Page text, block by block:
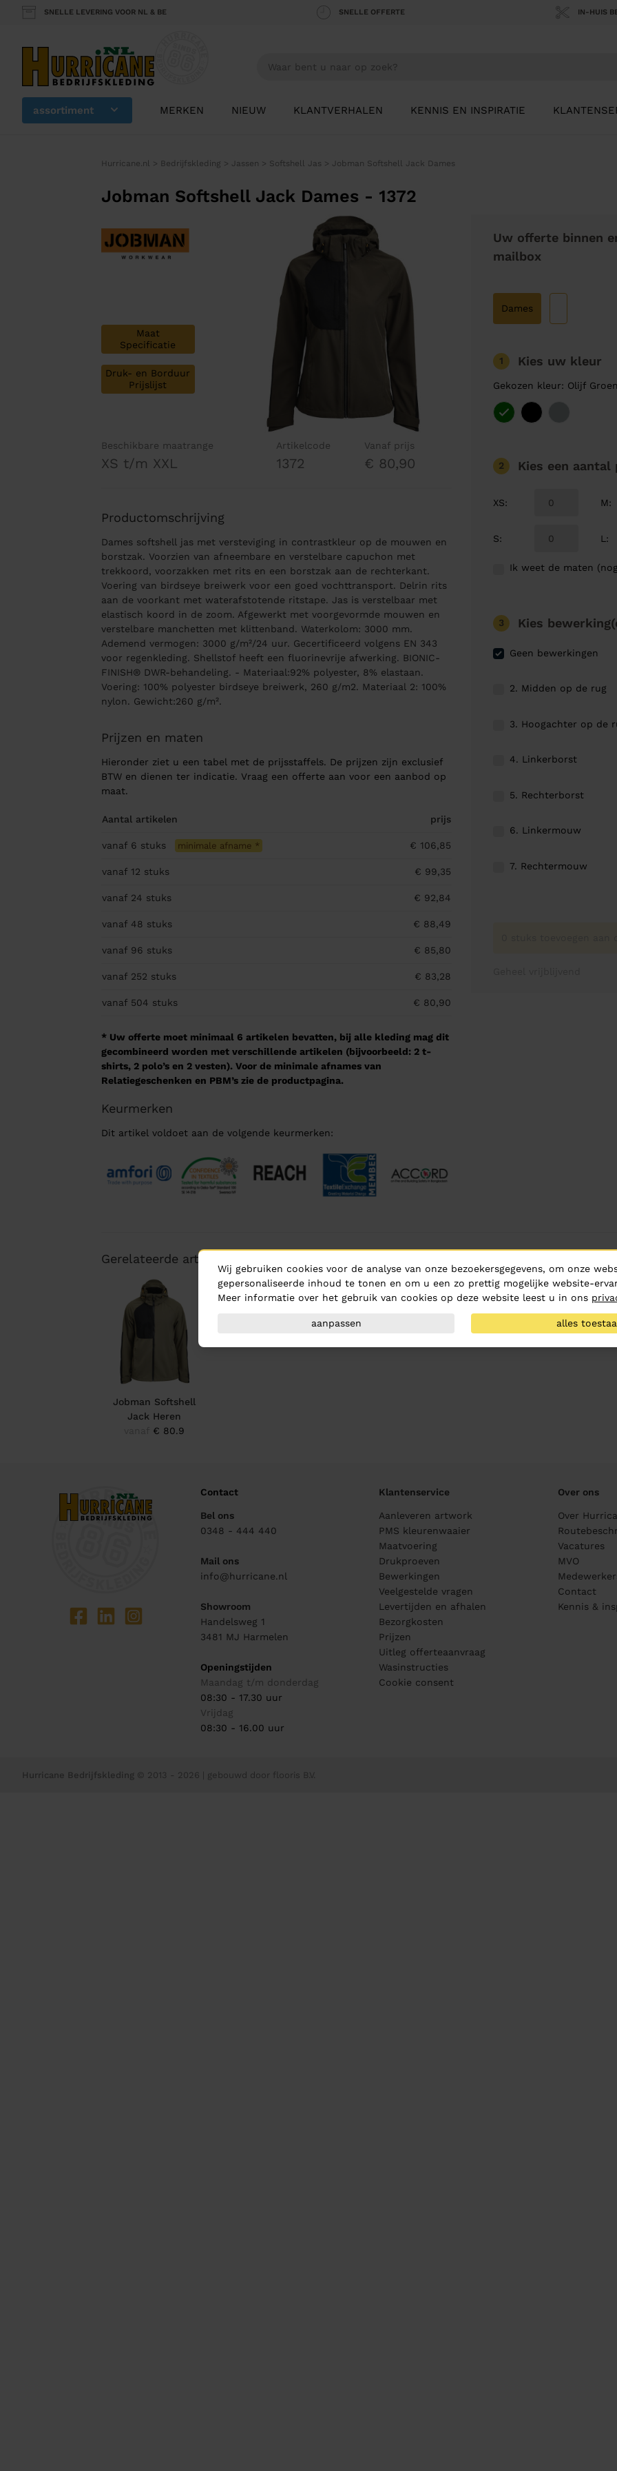
SNELLE LEVERING VOOR NL & BE SNELLE OFFERTE IN-HUIS
assortiment MERKEN NIEUW KLANTVERHALEN KENNIS EN INSPIRATIE
Hurricane.nl > Bedrijfskleding > Jassen > Softshell Jas > Jobman Softshell Jack Dames
Jobman Softshell Jack Dames - 1372
Maat
Specificatie
Druk- en Borduur
Prijslijst
Beschikbare maatrange
XS t/m XXL
Artikelcode
1372
Vanaf prijs
€ 80,90
Productomschrijving
Dames softshell jas met versteviging in contrastkleur op de mouwen en
borstzak. Voorzien van afneembare en verstelbare capuchon met
trekkoord, voorzakken met rits en een borstzak aan de rechterkant.
Voering van birdseye breiwerk voor een goed vochttransport. Delrin rits
aan de voorkant met waterafstotende ritstape. Jas is verstelbaar met
elastisch koord in de zoom. Afgewerkt met voorgevormde mouwen en
verstelbare manchetten met klittenband. Waterkolom: 3000 mm.
Ademend vermogen: 3000 g/m²/24 uur. Gecertificeerd volgens EN 343
voor regenkleding. Shellstof heeft een fluorinevrije afwerking. BIONIC-
FINISH® DWR-behandeling. - Materiaal:92% polyester, 8% elastaan.
Voering: 100% polyester birdseye breiwerk, 260 g/m2. Materiaal 2: 100%
nylon. Gewicht:260 g/m².
Prijzen en maten
Hieronder ziet u een tabel met de prijsstaffels. De prijzen zijn exclusief
BTW en dienen ter indicatie. Vraag een offerte aan voor een aanbod op
maat.
Aantal artikelen prijs
vanaf 6 stuks minimale afname * € 106,85
vanaf 12 stuks € 99,35
vanaf 24 stuks € 92,84
vanaf 48 stuks € 88,49
vanaf 96 stuks € 85,80
vanaf 252 stuks € 83,28
vanaf 504 stuks € 80,90
* Uw offerte moet minimaal 6 artikelen bevatten, bij alle kleding mag dit
gecombineerd worden met verschillende artikelen (bijvoorbeeld: 2 t-
shirts, 2 polo’s en 2 vesten). Voor de minimale afnames van
Relatiegeschenken en PBM’s zie de productpagina.
Keurmerken
Dit artikel voldoet aan de volgende keurmerken:
Uw offerte binnen
mailbox
Dames
1 Kies uw kleur
Gekozen kleur: Olijf
2 Kies een aantal
XS:
S:
M:
L :
Ik weet de maten
3 Kies
Geen bewerkingen
2. Midden op de rug
3. Hoogachter op de
4. Linkerborst
5. Rechterborst
6. Linkermouw
7. Rechtermouw
Gerelateerde artikelen
Jobman Softshell
Jack Heren
€ 80.9
Contact
Bel ons
0348 - 444 440
Mail ons
info@hurricane.nl
Showroom
Handelsweg 1
3481 MJ Harmelen
Openingstijden
Maandag t/m donderdag
08:30 - 17.30 uur
Vrijdag
08:30 - 16.00 uur
Klantenservice
Aanleveren artwork
PMS kleurenwaaier
Maatvoering
Drukproeven
Bewerkingen
Veelgestelde vragen
Levertijden en afhalen
Bezorgkosten
Prijzen
Uitleg offerteaanvraag
Wasinstructies
Cookie consent
Over ons
Over
Vacatures
MVO
Contact
Kennis &
Hurricane Bedrijfskleding © 2013 - 2026 | gebouwd door flooris B.V.
Wij gebruiken cookies voor de analyse van onze bezoekersgegevens, om onze
gepersonaliseerde inhoud te tonen en om u een zo prettig mogelijke website-
Meer informatie over het gebruik van cookies op deze website leest u in ons
aanpassen alles